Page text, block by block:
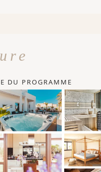
DU PROGRAMME